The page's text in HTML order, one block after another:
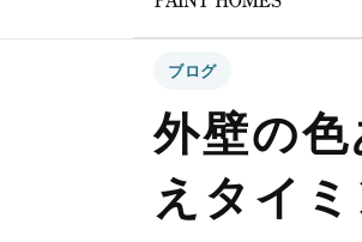
ブログ
外壁の
えタイ